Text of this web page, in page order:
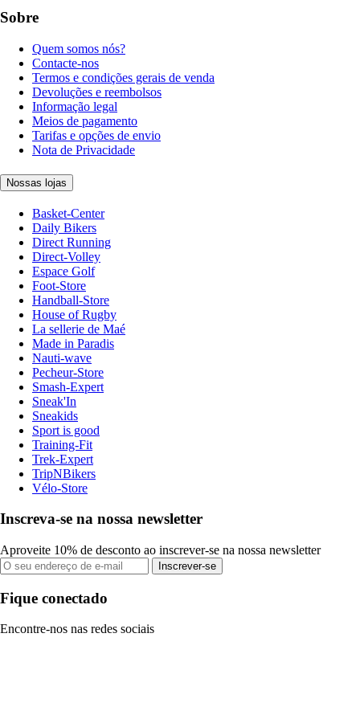
Sobre
Quem somos nós?
Contacte-nos
Termos e condições gerais de venda
Devoluções e reembolsos
Informação legal
Meios de pagamento
Tarifas e opções de envio
Nota de Privacidade
Nossas lojas
Basket-Center
Daily Bikers
Direct Running
Direct-Volley
Espace Golf
Foot-Store
Handball-Store
House of Rugby
La sellerie de Maé
Made in Paradis
Nauti-wave
Pecheur-Store
Smash-Expert
Sneak'In
Sneakids
Sport is good
Training-Fit
Trek-Expert
TripNBikers
Vélo-Store
Inscreva-se na nossa newsletter
Aproveite 10% de desconto ao inscrever-se na nossa newsletter
Inscrever-se
Fique conectado
Encontre-nos nas redes sociais